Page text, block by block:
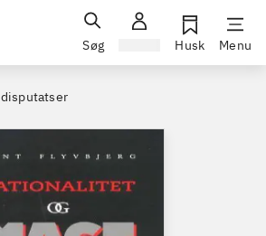
Søg Husk Menu